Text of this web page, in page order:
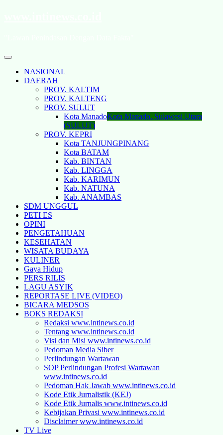
NASIONAL
DAERAH
PROV. KALTIM
PROV. KALTENG
PROV. SULUT
Kota ManadoKota Manado, Sulawesi Utara
(SULUT)
PROV. KEPRI
Kota TANJUNGPINANG
Kota BATAM
Kab. BINTAN
Kab. LINGGA
Kab. KARIMUN
Kab. NATUNA
Kab. ANAMBAS
SDM UNGGUL
PETI ES
OPINI
PENGETAHUAN
KESEHATAN
WISATA BUDAYA
KULINER
Gaya Hidup
PERS RILIS
LAGU ASYIK
REPORTASE LIVE (VIDEO)
BICARA MEDSOS
BOKS REDAKSI
Redaksi www.intinews.co.id
Tentang www.intinews.co.id
Visi dan Misi www.intinews.co.id
Pedoman Media Siber
Perlindungan Wartawan
SOP Perlindungan Profesi Wartawan
www.intinews.co.id
Pedoman Hak Jawab www.intinews.co.id
Kode Etik Jurnalistik (KEJ)
Kode Etik Jurnalis www.intinews.co.id
Kebijakan Privasi www.intinews.co.id
Disclaimer www.intinews.co.id
TV Live